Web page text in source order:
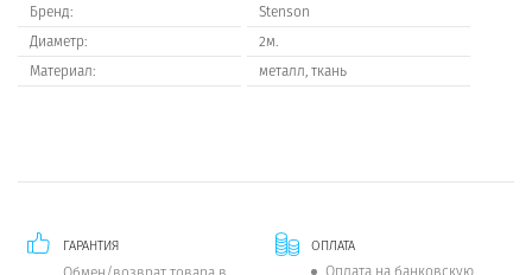
Бренд:
Stenson
Диаметр:
2м.
Материал:
металл, ткань
ГАРАНТИЯ ОПЛАТА
Оплата на банковскую